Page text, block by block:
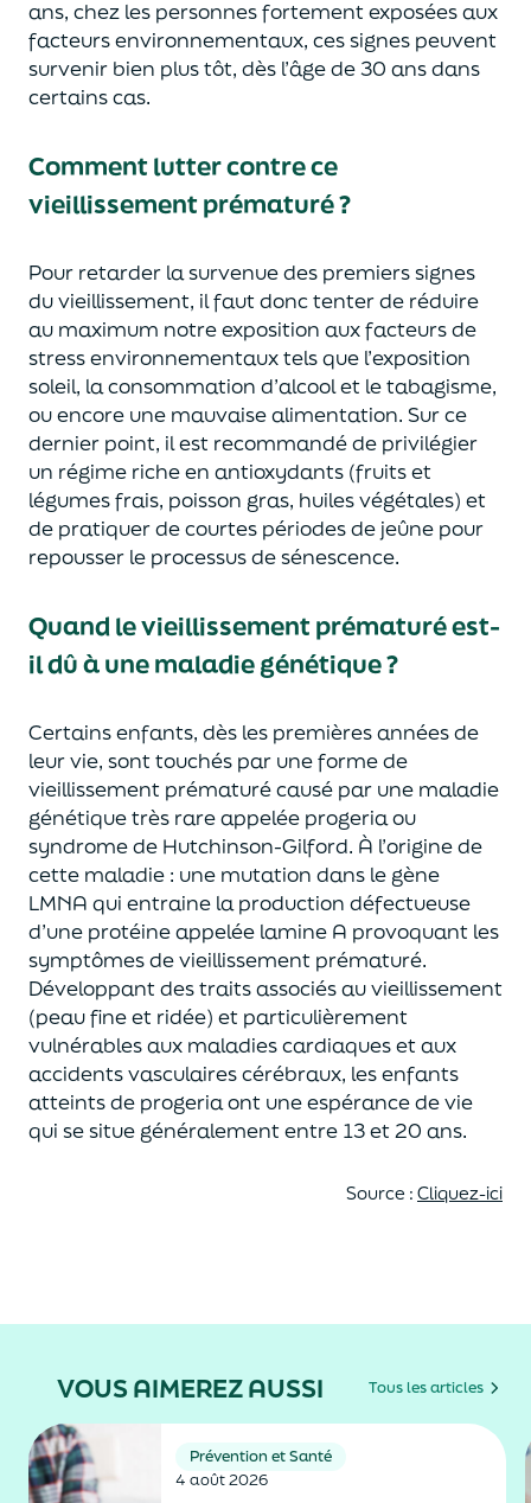
ans, chez les personnes fortement exposées aux
facteurs environnementaux, ces signes peuvent
survenir bien plus tôt, dès l’âge de 30 ans dans
certains cas.
Comment lutter contre ce
vieillissement prématuré ?
Pour retarder la survenue des premiers signes
du vieillissement, il faut donc tenter de réduire
au maximum notre exposition aux facteurs de
stress environnementaux tels que l’exposition
soleil, la consommation d’alcool et le tabagisme,
ou encore une mauvaise alimentation. Sur ce
dernier point, il est recommandé de privilégier
un régime riche en antioxydants (fruits et
légumes frais, poisson gras, huiles végétales) et
de pratiquer de courtes périodes de jeûne pour
repousser le processus de sénescence.
Quand le vieillissement prématuré est-
ildûà une maladie génétique ?
Certains enfants, dès les premières années de
leur vie, sont touchés par une forme de
vieillissement prématuré causé par une maladie
génétique très rare appelée progeria ou
syndrome de Hutchinson-Gilford. À l’origine de
cette maladie : une mutation dans le gène
LMNA qui entraine la production défectueuse
d’une protéine appelée lamine A provoquant les
symptômes de vieillissement prématuré.
Développant des traits associés au vieillissement
(peau fine et ridée) et particulièrement
vulnérables aux maladies cardiaques et aux
accidents vasculaires cérébraux, les enfants
atteints de progeria ont une espérance de vie
qui se situe généralement entre 13 et 20 ans.
Source : Cliquez-ici
VOUS AIMEREZ AUSSI Tous les articles
Prévention et Santé
4 août 2026